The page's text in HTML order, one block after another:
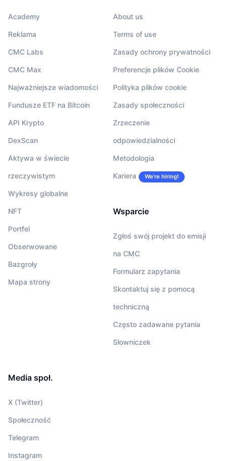
Academy
Reklama
CMC Labs
CMC Max
Najważniejsze wiadomości
Fundusze ETF na Bitcoin
API Krypto
DexScan
Aktywa w świecie
rzeczywistym
Wykresy globalne
NFT
Portfel
Obserwowane
Bazgroły
Mapa strony
About us
Terms of use
Zasady ochrony prywatności
Preferencje plików Cookie
Polityka plików cookie
Zasady społeczności
Zrzeczenie
odpowiedzialności
Metodologia
Kariera We’re hiring!
Wsparcie
Zgłoś swój projekt do emisji
na CMC
Formularz zapytania
Skontaktuj się z pomocą
techniczną
Często zadawane pytania
Słowniczek
Media społ.
X (Twitter)
Społeczność
Telegram
Instagram